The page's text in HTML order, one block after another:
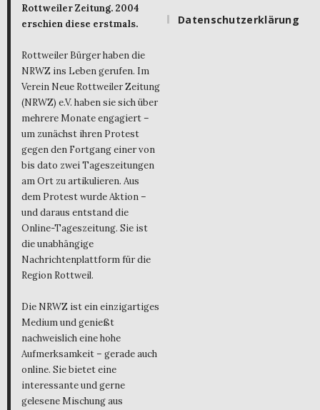
Rottweiler Zeitung. 2004
erschien diese erstmals.
Rottweiler Bürger haben die
NRWZ ins Leben gerufen. Im
Verein Neue Rottweiler Zeitung
(NRWZ) e.V. haben sie sich über
mehrere Monate engagiert –
um zunächst ihren Protest
gegen den Fortgang einer von
bis dato zwei Tageszeitungen
am Ort zu artikulieren. Aus
dem Protest wurde Aktion –
und daraus entstand die
Online-Tageszeitung. Sie ist
die unabhängige
Nachrichtenplattform für die
Region Rottweil.
Die NRWZ ist ein einzigartiges
Medium und genießt
nachweislich eine hohe
Aufmerksamkeit – gerade auch
online. Sie bietet eine
interessante und gerne
gelesene Mischung aus
Datenschutzerklärung